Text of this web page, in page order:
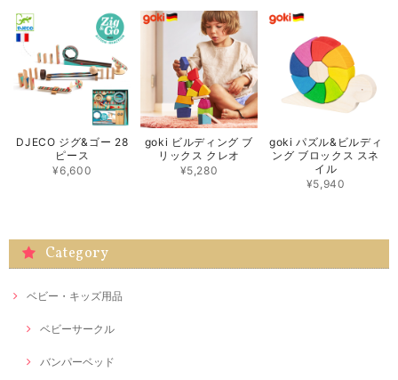
DJECO ジグ&ゴー 28
ピース
¥6,600
goki ビルディング ブ
リックス クレオ
¥5,280
goki パズル&ビルディ
ング ブロックス スネ
イル
¥5,940
Category
ベビー・キッズ用品
ベビーサークル
バンパーベッド